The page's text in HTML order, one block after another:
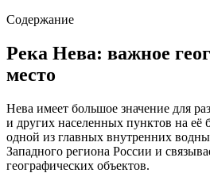
Содержание
Река Нева: важное
место
Нева имеет большое значение для
и других населенных пунктов на её
одной из главных внутренних
Западного региона России и
географических объектов.